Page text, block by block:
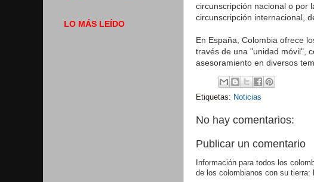
circunscripción nacional o por
circunscripción internacional,
En España, Colombia ofrece
través de una "unidad móvil",
asesoramiento en diversos
Etiquetas: Noticias
No hay comentarios:
Publicar un comentario
Información para todos los
de los colombianos con su tierra:
LO MÁS LEÍDO